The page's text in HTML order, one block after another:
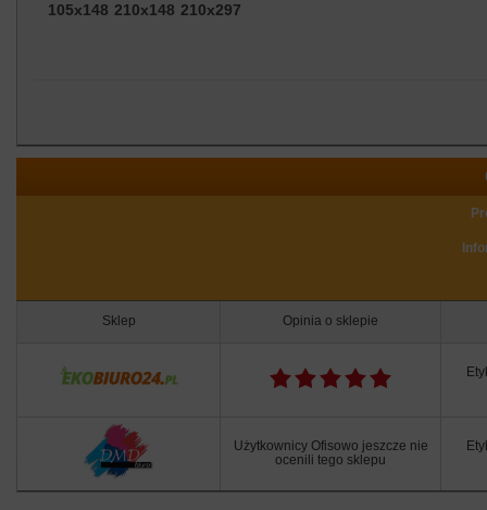
105x148 210x148 210x297
Sklep Opinia o sklepie
Użytkownicy Ofisowo jeszcze nie
ocenili tego sklepu